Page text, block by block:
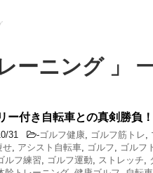
ーニング 」
ー付き自転車との真剣勝負
31 -ゴルフ健康, ゴルフ筋トレ,
せ, アシスト自転車, ゴルフ, ゴルフ
ルフ練習, ゴルフ運動, ストレッチ,